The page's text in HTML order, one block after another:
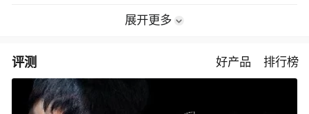
展开更多
评测 好产品 排行榜